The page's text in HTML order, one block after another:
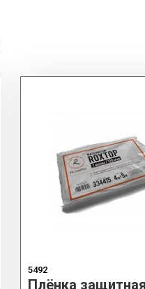
5492
Плёнка